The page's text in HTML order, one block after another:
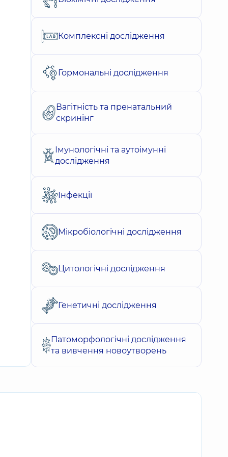
Комплексні дослідження
Гормональні дослідження
Вагітність та пренатальний
скринінг
Імунологічні та аутоімунні
дослідження
Інфекції
Мікробіологічні дослідження
Цитологічні дослідження
Генетичні дослідження
Патоморфологічні дослідження
та вивчення новоутворень